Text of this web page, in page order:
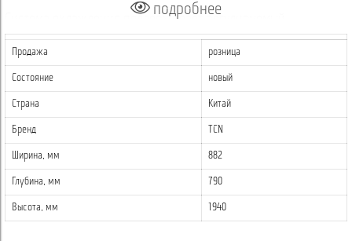
Система охлаждения поддерживает регулируемый
температурный режим от 4 °C до 25 °C, поэтому автомат
можно использовать для напитков и продуктов, которым
требуется контролируемая температура хранения.
Преимущества комбинированного снекового автомата TCN-CSC-8G(V10)
Сенсорный экран 10″
— удобный интерфейс для выбора
товаров покупателем.
6 полок и 48 спиралей— достаточно места для широкого
ассортимента снеков, напитков и фасованных продуктов.
Спиральный тип выдачи
— практичное решение для продажи
товаров разного формата.
подробнее
Продажа розница
Состояние новый
Страна Китай
Бренд TCN
Ширина, мм 882
Глубина, мм 790
Высота, мм 1940